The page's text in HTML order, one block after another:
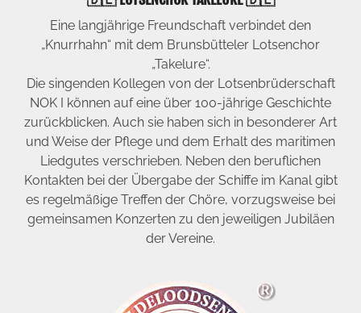
Eine langjährige Freundschaft verbindet den
„Knurrhahn“ mit dem Brunsbütteler Lotsenchor
„Takelure“.
Die singenden Kollegen von der Lotsenbrüderschaft
NOK I können auf eine über 100-jährige Geschichte
zurückblicken. Auch sie haben sich in besonderer Art
und Weise der Pflege und dem Erhalt des maritimen
Liedgutes verschrieben. Neben den beruflichen
Kontakten bei der Übergabe der Schiffe im Kanal gibt
es regelmäßige Treffen der Chöre, vorzugsweise bei
gemeinsamen Konzerten zu den jeweiligen Jubiläen
der Vereine.